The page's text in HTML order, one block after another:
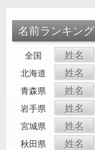
名前ランキング
全国 姓名
北海道 姓名
青森県 姓名
岩手県 姓名
宮城県 姓名
秋田県 姓名